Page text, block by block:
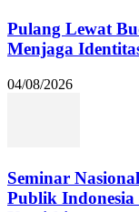
Pulang Lewat
Menjaga
04/08/2026
Seminar
Publik Indonesia